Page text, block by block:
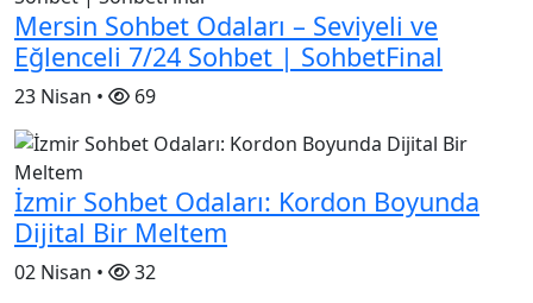
Mersin Sohbet Odaları – Seviyeli ve
Eğlenceli 7/24 Sohbet | SohbetFinal
23 Nisan • 69
İzmir Sohbet Odaları: Kordon Boyunda
Dijital Bir Meltem
02 Nisan • 32